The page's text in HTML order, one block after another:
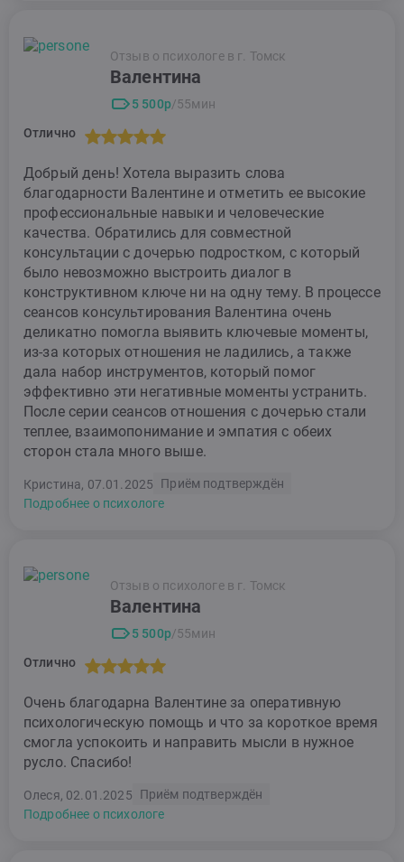
Отзыв о психологе в г. Томск
Валентина
5 500р/55мин
Отлично
Добрый день! Хотела выразить слова
благодарности Валентине и отметить ее высокие
профессиональные навыки и человеческие
качества. Обратились для совместной
консультации с дочерью подростком, с который
было невозможно выстроить диалог в
конструктивном ключе ни на одну тему. В процессе
сеансов консультирования Валентина очень
деликатно помогла выявить ключевые моменты,
из-за которых отношения не ладились, а также
дала набор инструментов, который помог
эффективно эти негативные моменты устранить.
После серии сеансов отношения с дочерью стали
теплее, взаимопонимание и эмпатия с обеих
сторон стала много выше.
Кристина, 07.01.2025
Приём подтверждён
Подробнее о психологе
Отзыв о психологе в г. Томск
Валентина
5 500р/55мин
Отлично
Очень благодарна Валентине за оперативную
психологическую помощь и что за короткое время
смогла успокоить и направить мысли в нужное
русло. Спасибо!
Олеся, 02.01.2025
Приём подтверждён
Подробнее о психологе